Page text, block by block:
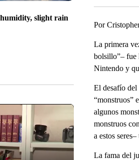
slight rain
Por
La primera
bolsillo”– fue
Nintendo y
El desafío del
“monstruos”
algunos
monstruos
a estos
La fama del